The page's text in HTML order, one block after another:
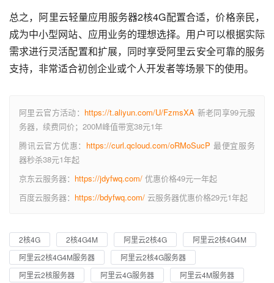
总之，阿里云轻量应用服务器2核4G配置合适，价格亲民，
成为中小型网站、应用业务的理想选择。用户可以根据实际
需求进行灵活配置和扩展，同时享受阿里云安全可靠的服务
支持，非常适合初创企业或个人开发者等场景下的使用。
阿里云官方活动： https://t.aliyun.com/U/FzmsXA 新老同享99元服
务器，续费同价；200M峰值带宽38元1年
腾讯云官方优惠： https://curl.qcloud.com/oRMoSucP 最便宜服务
器秒杀38元1年起
京东云服务器： https://jdyfwq.com/ 优惠价格49元一年起
百度云服务器： https://bdyfwq.com/ 云服务器优惠价格29元1年起
2核4G 2核4G4M 阿里云2核4G
阿里云2核4G4M
阿里云2核4G4M服务器
阿里云2核4G服务器
阿里云2核服务器
阿里云4G服务器
阿里云4M服务器